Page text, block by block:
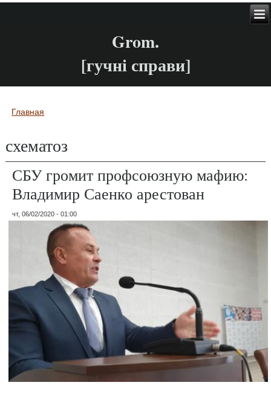
Grom.
[гучні справи]
Вы здесь
Главная
схематоз
СБУ громит профсоюзную мафию:
Владимир Саенко арестован
чт, 06/02/2020 - 01:00